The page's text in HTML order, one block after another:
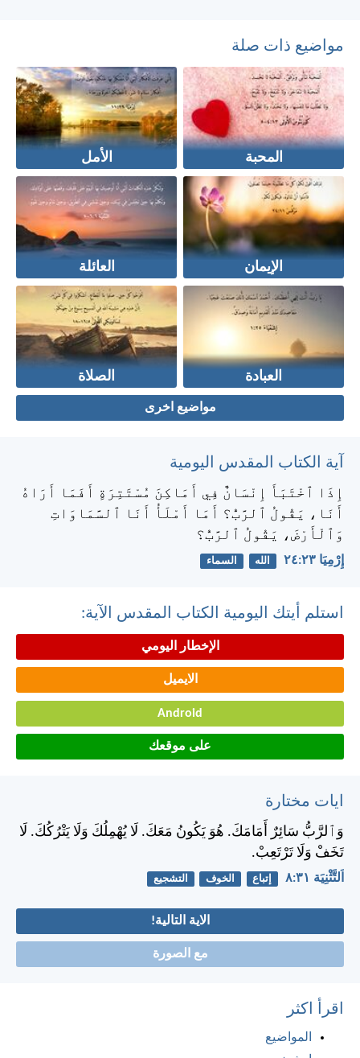
مواضيع ذات صلة
المحبة الأمل
الإيمان العائلة
العبادة الصلاة
مواضيع اخرى
آية الكتاب المقدس اليومية
إِذَا ٱخْتَبَأَ إِنْسَانٌ فِي أَمَاكِنَ مُسْتَتِرَةٍ أَفَمَا أَرَاهُ
أَنَا، يَقُولُ ٱلرَّبُّ؟ أَمَا أَمْلَأُ أَنَا ٱلسَّمَاوَاتِ
وَٱلْأَرْضَ، يَقُولُ ٱلرَّبُّ؟
إِرْمِيَا ٢٣:‏٢٤ الله السماء
استلم أيتك اليومية الكتاب المقدس الآية:
الإخطار اليومي
الايميل
Android
على موقعك
ايات مختارة
وَٱلرَّبُّ سَائِرٌ أَمَامَكَ. هُوَ يَكُونُ مَعَكَ. لَا يُهْمِلُكَ وَلَا يَتْرُكُكَ. لَا
تَخَفْ وَلَا تَرْتَعِبْ.
اَلتَّثْنِيَة ٣١:‏٨ إتباع الخوف التشجيع
الاية التالية!
مع الصورة
اقرأ اكثر
المواضيع